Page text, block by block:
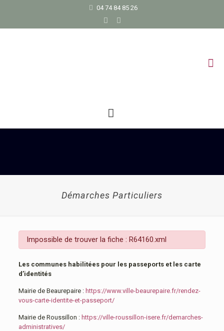
04 74 84 85 26
Démarches Particuliers
Impossible de trouver la fiche : R64160.xml
Les communes habilitées pour les passeports et les carte
d’identités
Mairie de Beaurepaire : https://www.ville-beaurepaire.fr/rendez-
vous-carte-identite-et-passeport/
Mairie de Roussillon : https://ville-roussillon-isere.fr/demarches-
administratives/